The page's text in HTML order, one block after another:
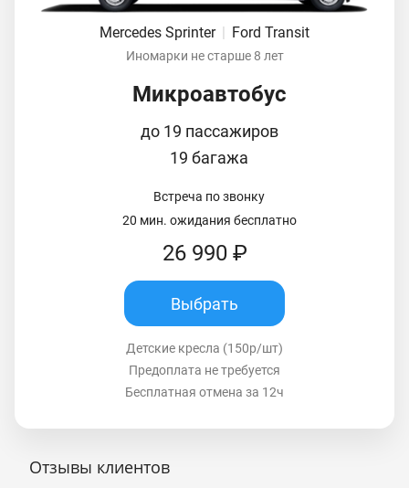
Mercedes Sprinter | Ford Transit
Иномарки не старше 8 лет
Микроавтобус
до 19 пассажиров
19 багажа
Встреча по звонку
20 мин. ожидания бесплатно
26 990 ₽
Выбрать
Детские кресла (150р/шт)
Предоплата не требуется
Бесплатная отмена за 12ч
Отзывы клиентов